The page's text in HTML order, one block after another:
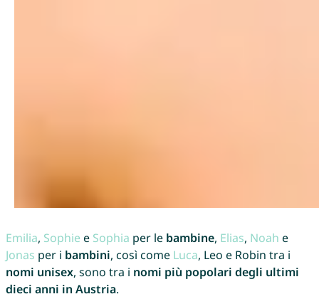
Emilia, Sophie e Sophia per le bambine, Elias, Noah e
Jonas per i bambini, così come Luca, Leo e Robin tra i
nomi unisex, sono tra i nomi più popolari degli ultimi
dieci anni in Austria.